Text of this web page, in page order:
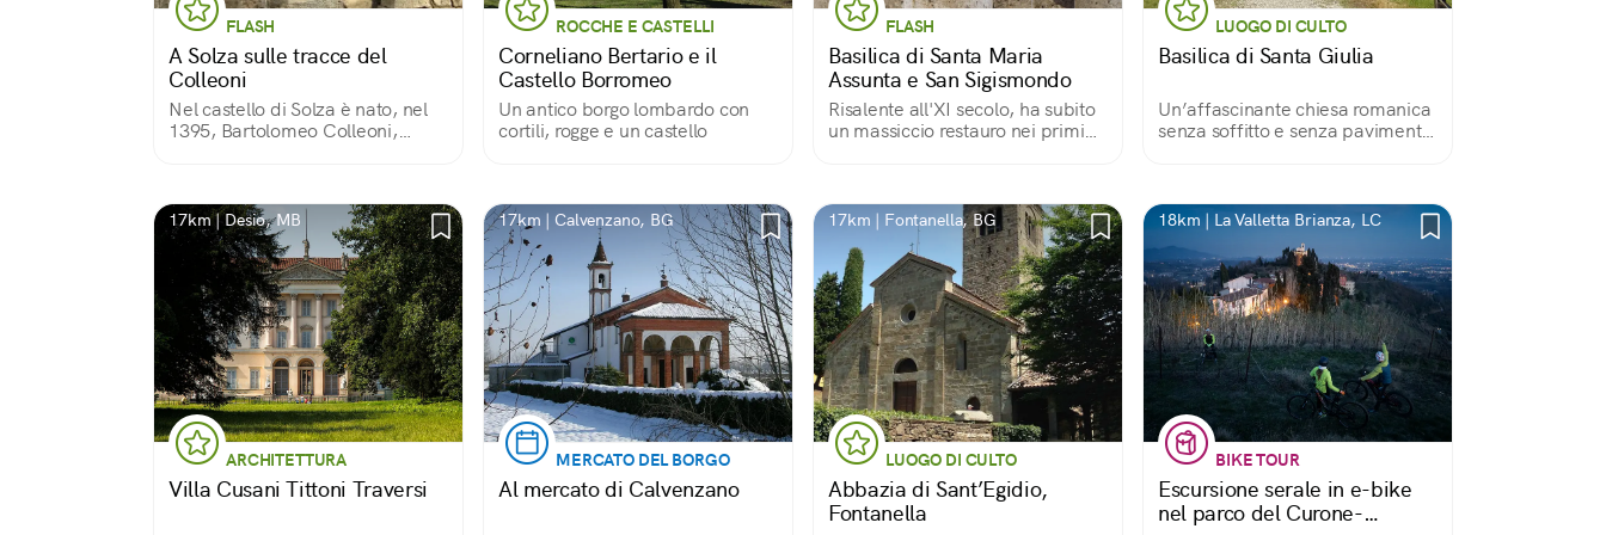
FLASH
A Solza sulle tracce del
Colleoni
Nel castello di Solza è nato, nel
1395, Bartolomeo Colleoni,
aspetto a metà tra castello e
cascina.
ROCCHE E CASTELLI
Corneliano Bertario e il
Castello Borromeo
Un antico borgo lombardo con
cortili, rogge e un castello
FLASH
Basilica di Santa Maria
Assunta e San Sigismondo
Risalente all'XI secolo, ha subito
un massiccio restauro nei primi
svariate: uccelli, draghi, e persino
sirene.
LUOGO DI CULTO
Basilica di Santa Giulia
Un’affascinante chiesa romanica
senza soffitto e senza pavimento
17km | Desio, MB
ARCHITETTURA
Villa Cusani Tittoni Traversi
17km | Calvenzano, BG
MERCATO DEL BORGO
Al mercato di Calvenzano
17km | Fontanella, BG
LUOGO DI CULTO
Abbazia di Sant’Egidio,
Fontanella
18km | La Valletta Brianza, LC
BIKE TOUR
Escursione serale in e-bike
nel parco del Curone-